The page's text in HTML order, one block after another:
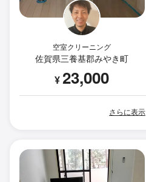
空室クリーニング
佐賀県三養基郡みやき町
¥23,000
さらに表示